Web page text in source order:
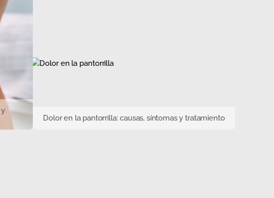
Dolor en la pantorrilla: causas, síntomas y tratamiento